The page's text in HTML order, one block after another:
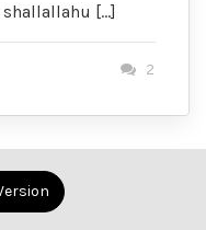
[…]
2